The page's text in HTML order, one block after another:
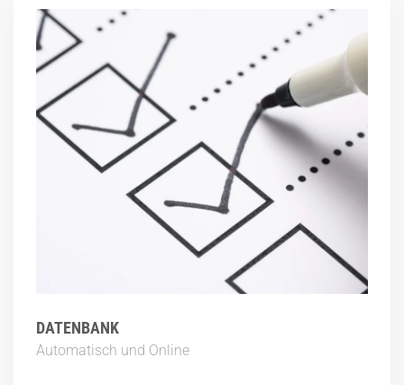
DATENBANK
Automatisch und Online